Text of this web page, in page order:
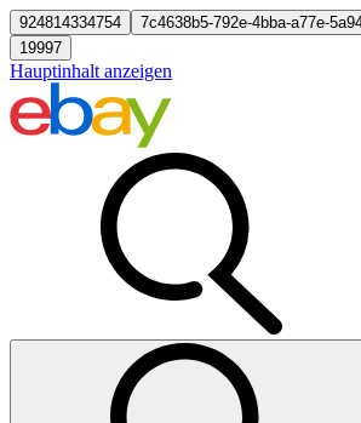
924814334754
7c4638b5-792e-4bba-a77e-
19997
Hauptinhalt anzeigen